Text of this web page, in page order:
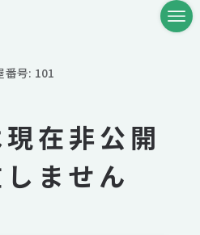
番号: 101
在非公開
ません